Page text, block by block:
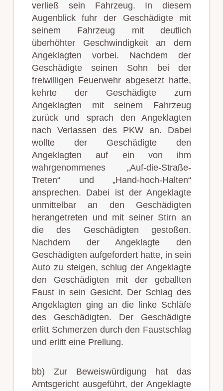
verließ sein Fahrzeug. In diesem
Augenblick fuhr der Geschädigte mit
seinem Fahrzeug mit deutlich
überhöhter Geschwindigkeit an dem
Angeklagten vorbei. Nachdem der
Geschädigte seinen Sohn bei der
freiwilligen Feuerwehr abgesetzt hatte,
kehrte der Geschädigte zum
Angeklagten mit seinem Fahrzeug
zurück und sprach den Angeklagten
nach Verlassen des PKW an. Dabei
wollte der Geschädigte den
Angeklagten auf ein von ihm
wahrgenommenes „Auf-die-Straße-
Treten“ und „Hand-hoch-Halten“
ansprechen. Dabei ist der Angeklagte
unmittelbar an den Geschädigten
herangetreten und mit seiner Stirn an
die des Geschädigten gestoßen.
Nachdem der Angeklagte den
Geschädigten aufgefordert hatte, in sein
Auto zu steigen, schlug der Angeklagte
den Geschädigten mit der geballten
Faust in sein Gesicht. Der Schlag des
Angeklagten ging an die linke Schläfe
des Geschädigten. Der Geschädigte
erlitt Schmerzen durch den Faustschlag
und erlitt eine Prellung.
bb) Zur Beweiswürdigung hat das
Amtsgericht ausgeführt, der Angeklagte